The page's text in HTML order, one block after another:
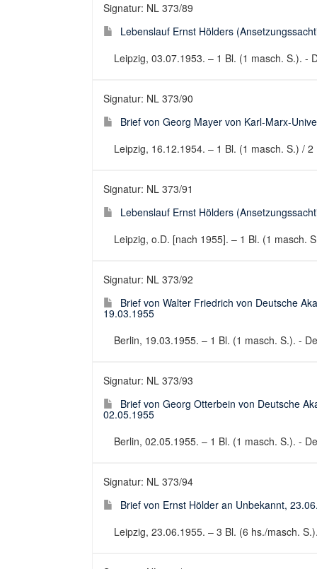
Signatur: NL 373/89
Lebenslauf Ernst Hölders
Leipzig, 03.07.1953. – 1 Bl. (1 masch. S.). -
Signatur: NL 373/90
Brief von Georg Mayer von Karl-Marx-
Leipzig, 16.12.1954. – 1 Bl. (1 masch. S.) /
Signatur: NL 373/91
Lebenslauf Ernst Hölders
Leipzig, o.D. [nach 1955]. – 1 Bl. (1 masch.
Signatur: NL 373/92
Brief von Walter Friedrich von Deutsche
19.03.1955
Berlin, 19.03.1955. – 1 Bl. (1 masch. S.). -
Signatur: NL 373/93
Brief von Georg Otterbein von Deutsche
02.05.1955
Berlin, 02.05.1955. – 1 Bl. (1 masch. S.). -
Signatur: NL 373/94
Brief von Ernst Hölder an Unbekannt,
Leipzig, 23.06.1955. – 3 Bl. (6 hs./masch.